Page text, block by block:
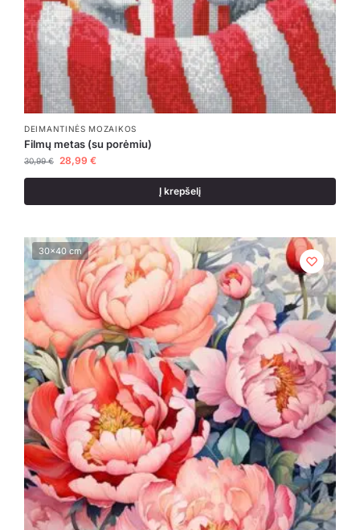
DEIMANTINĖS MOZAIKOS
Filmų metas (su porėmiu)
30,99€ 28,99 €
Į krepšelį
30x40 cm